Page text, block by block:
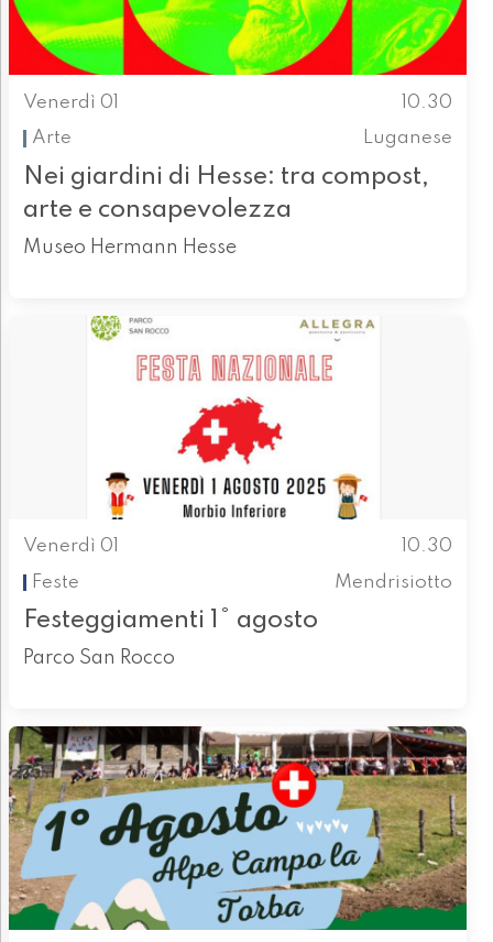
Venerdì 01
10.30
Arte
Luganese
Nei giardini di Hesse: tra compost,
arte e consapevolezza
Museo Hermann Hesse
Venerdì 01
10.30
Feste
Mendrisiotto
Festeggiamenti 1° agosto
Parco San Rocco